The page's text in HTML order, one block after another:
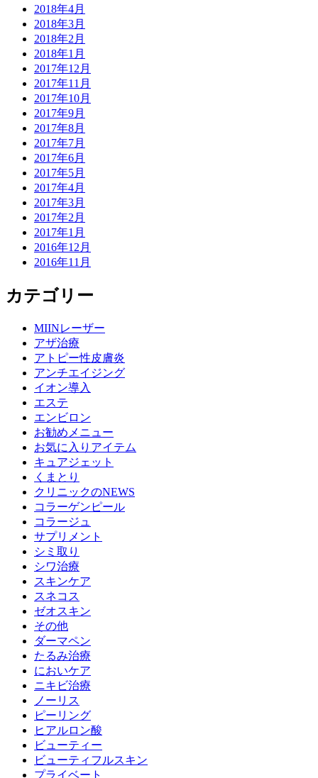
2018年4月
2018年3月
2018年2月
2018年1月
2017年12月
2017年11月
2017年10月
2017年9月
2017年8月
2017年7月
2017年6月
2017年5月
2017年4月
2017年3月
2017年2月
2017年1月
2016年12月
2016年11月
カテゴリー
MIINレーザー
アザ治療
アトピー性皮膚炎
アンチエイジング
イオン導入
エステ
エンビロン
お勧めメニュー
お気に入りアイテム
キュアジェット
くまとり
クリニックのNEWS
コラーゲンピール
コラージュ
サプリメント
シミ取り
シワ治療
スキンケア
スネコス
ゼオスキン
その他
ダーマペン
たるみ治療
においケア
ニキビ治療
ノーリス
ピーリング
ヒアルロン酸
ビューティー
ビューティフルスキン
プライベート